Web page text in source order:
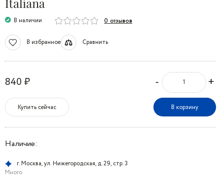
В наличии 0 отзывов
В избранное Сравнить
840 ₽ - +
Купить сейчас В корзину
Наличие:
г. Москва, ул. Нижегородская, д. 29, стр. 3
Много